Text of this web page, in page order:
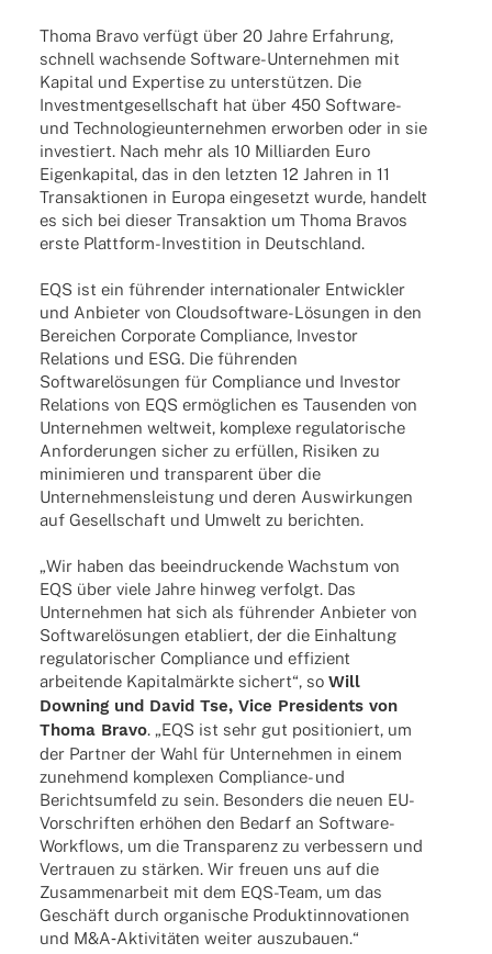
Thoma Bravo verfügt über 20 Jahre Erfah­rung,
schnell wach­sende Soft­­ware-Unter­­neh­­men mit
Kapi­tal und Exper­tise zu unter­stüt­zen. Die
Invest­ment­ge­sell­schaft hat über 450 Soft­­ware-
und Tech­no­lo­gie­un­ter­neh­men erwor­ben oder in sie
inves­tiert. Nach mehr als 10 Milli­ar­den Euro
Eigen­ka­pi­tal, das in den letz­ten 12 Jahren in 11
Trans­ak­tio­nen in Europa einge­setzt wurde, handelt
es sich bei dieser Trans­ak­tion um Thoma Bravos
erste Plat­t­­form-Inves­­ti­­tion in Deutschland.
EQS ist ein führen­der inter­na­tio­na­ler Entwick­ler
und Anbie­ter von Clou­d­­sof­t­­ware-Lösun­­gen in den
Berei­chen Corpo­rate Compli­ance, Inves­tor
Rela­ti­ons und ESG. Die führen­den
Soft­ware­lö­sun­gen für Compli­ance und Inves­tor
Rela­ti­ons von EQS ermög­li­chen es Tausen­den von
Unter­neh­men welt­weit, komplexe regu­la­to­ri­sche
Anfor­de­run­gen sicher zu erfül­len, Risi­ken zu
mini­mie­ren und trans­pa­rent über die
Unter­neh­mens­leis­tung und deren Auswir­kun­gen
auf Gesell­schaft und Umwelt zu berichten.
„Wir haben das beein­dru­ckende Wachs­tum von
EQS über viele Jahre hinweg verfolgt. Das
Unter­neh­men hat sich als führen­der Anbie­ter von
Soft­ware­lö­sun­gen etabliert, der die Einhal­tung
regu­la­to­ri­scher Compli­ance und effi­zi­ent
arbei­tende Kapi­tal­märkte sichert“, so Will
Downing und David Tse, Vice Presi­dents von
Thoma Bravo. „EQS ist sehr gut posi­tio­niert, um
der Part­ner der Wahl für Unter­neh­men in einem
zuneh­mend komple­xen Compli­­ance- und
Berichts­um­feld zu sein. Beson­ders die neuen EU-
Vorschrif­­ten erhö­hen den Bedarf an Soft­­ware-
Work­f­lows, um die Trans­pa­renz zu verbes­sern und
Vertrauen zu stär­ken. Wir freuen uns auf die
Zusam­men­ar­beit mit dem EQS-Team, um das
Geschäft durch orga­ni­sche Produkt­in­no­va­tio­nen
und M&A‑Aktivitäten weiter auszubauen.“